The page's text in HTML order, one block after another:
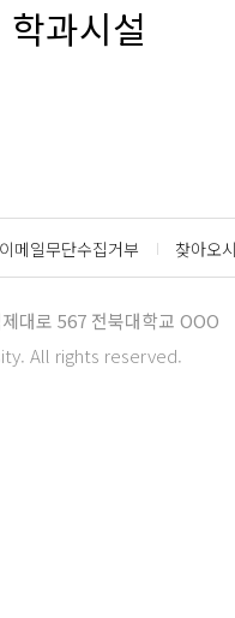
학과시설
이메일무단수집거부 찾아오
대로 567 전북대학교 OOO
All rights reserved.